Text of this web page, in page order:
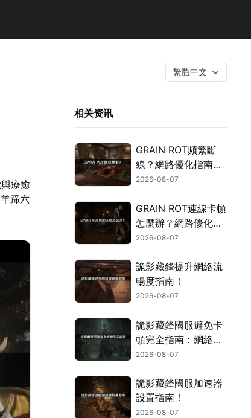
繁體中文
療癒
蹄六
相关资讯
GRAIN ROT頻繁斷
線？網路優化指南一
次搞定！
2026-08-07
GRAIN ROT連線卡頓
怎麼辦？網路優化這
樣解決！
2026-08-07
詭影藏鋒提升網絡流
暢度指南！
2026-08-07
詭影藏鋒國服避免卡
頓完全指南：網絡優
化與解決技巧！
2026-08-07
詭影藏鋒國服加速器
設置指南！
2026-08-07